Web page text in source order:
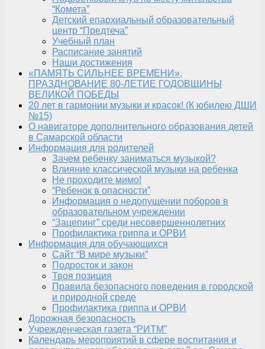
“Комета”
Детский епархиальный образовательный
центр “Предтеча”
Учебный план
Расписание занятий
Наши достижения
«ПАМЯТЬ СИЛЬНЕЕ ВРЕМЕНИ»,
ПРАЗДНОВАНИЕ 80-ЛЕТИЕ ГОДОВЩИНЫ
ВЕЛИКОЙ ПОБЕДЫ
20 лет в гармонии музыки и красок! (К юбилею ДШИ
№15)
О навигаторе дополнительного образования детей
в Самарской области
Информация для родителей
Зачем ребенку заниматься музыкой?
Влияние классической музыки на ребенка
Не проходите мимо!
“Ребенок в опасности”
Информация о недопущении поборов в
образовательном учреждении
“Зацепинг” среди несовершеннолетних
Профилактика гриппа и ОРВИ
Информация для обучающихся
Сайт “В мире музыки”
Подросток и закон
Твоя позиция
Правила безопасного поведения в городской
и природной среде
Профилактика гриппа и ОРВИ
Дорожная безопасность
Учрежденческая газета “РИТМ”
Календарь мероприятий в сфере воспитания и